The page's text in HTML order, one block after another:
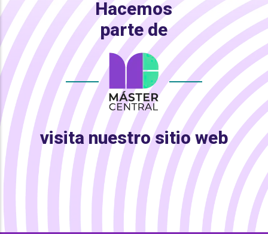
Hacemos
parte de
visita nuestro sitio web